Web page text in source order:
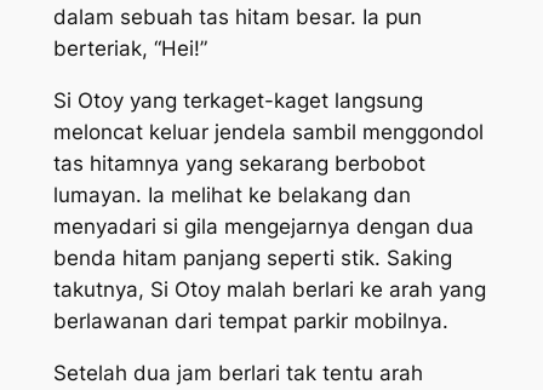
dalam sebuah tas hitam besar. Ia pun
berteriak, “Hei!”
Si Otoy yang terkaget-kaget langsung
meloncat keluar jendela sambil menggondol
tas hitamnya yang sekarang berbobot
lumayan. Ia melihat ke belakang dan
menyadari si gila mengejarnya dengan dua
benda hitam panjang seperti stik. Saking
takutnya, Si Otoy malah berlari ke arah yang
berlawanan dari tempat parkir mobilnya.
Setelah dua jam berlari tak tentu arah